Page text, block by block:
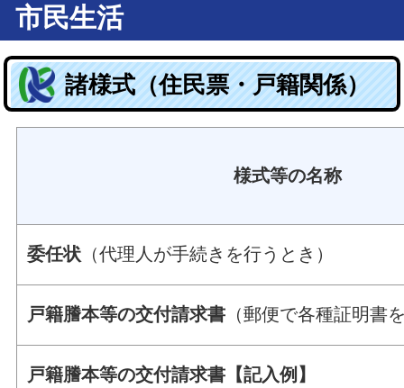
市民生活
諸様式（住民票・戸籍関係）
様式等の名称
委任状 （代理人が手続きを行うとき）
戸籍謄本等の交付請求書 （郵便で各種証明書
戸籍謄本等の交付請求書【記入例】